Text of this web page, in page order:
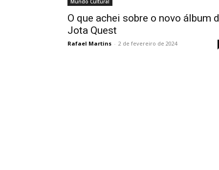
O que achei sobre o novo álbum
Jota Quest
Rafael Martins - 2 de fevereiro de 2024